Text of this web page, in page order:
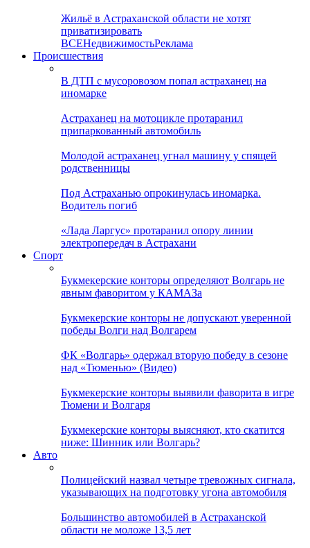
Жильё в Астраханской области не хотят
приватизировать
ВСЕНедвижимостьРеклама
Происшествия
В ДТП с мусоровозом попал астраханец на
иномарке
Астраханец на мотоцикле протаранил
припаркованный автомобиль
Молодой астраханец угнал машину у спящей
родственницы
Под Астраханью опрокинулась иномарка.
Водитель погиб
«Лада Ларгус» протаранил опору линии
электропередач в Астрахани
Спорт
Букмекерские конторы определяют Волгарь не
явным фаворитом у КАМАЗа
Букмекерские конторы не допускают уверенной
победы Волги над Волгарем
ФК «Волгарь» одержал вторую победу в сезоне
над «Тюменью» (Видео)
Букмекерские конторы выявили фаворита в игре
Тюмени и Волгаря
Букмекерские конторы выясняют, кто скатится
ниже: Шинник или Волгарь?
Авто
Полицейский назвал четыре тревожных сигнала,
указывающих на подготовку угона автомобиля
Большинство автомобилей в Астраханской
области не моложе 13,5 лет